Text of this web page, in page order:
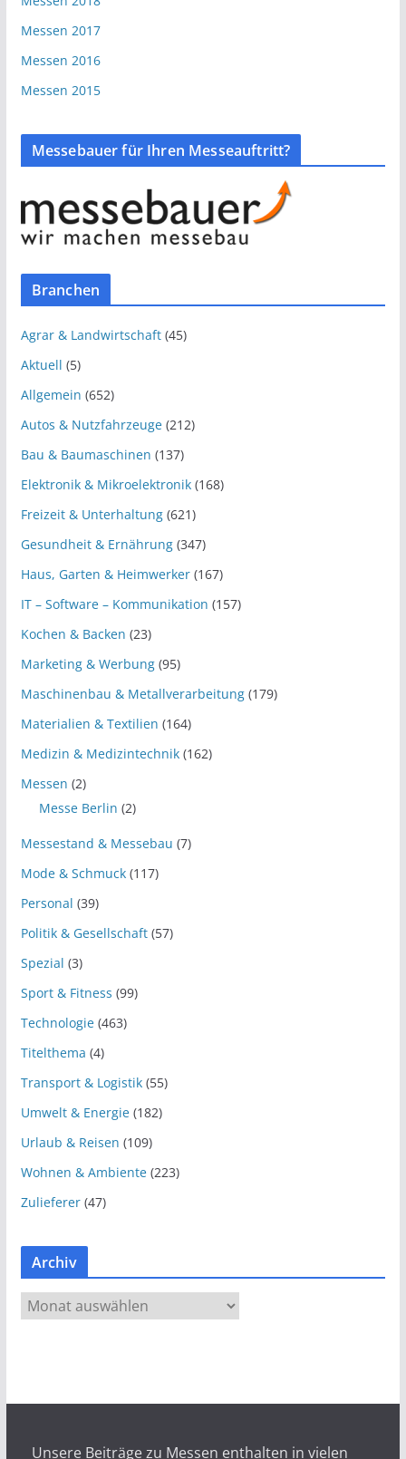
Messen 2017
Messen 2016
Messen 2015
Messebauer für Ihren Messeauftritt?
Branchen
Agrar & Landwirtschaft(45)
Aktuell (5)
Allgemein (652)
Autos & Nutzfahrzeuge(212)
Bau & Baumaschinen (137)
Elektronik & Mikroelektronik(168)
Freizeit & Unterhaltung(621)
Gesundheit & Ernährung(347)
Haus, Garten & Heimwerker(167)
IT – Software – Kommunikation (157)
Kochen & Backen (23)
Marketing & Werbung(95)
Maschinenbau & Metallverarbeitung(179)
Materialien & Textilien (164)
Medizin & Medizintechnik(162)
Messen (2)
Messe Berlin (2)
Messestand & Messebau (7)
Mode & Schmuck(117)
Personal (39)
Politik & Gesellschaft(57)
Spezial (3)
Sport & Fitness (99)
Technologie(463)
Titelthema (4)
Transport & Logistik(55)
Umwelt & Energie(182)
Urlaub & Reisen (109)
Wohnen & Ambiente(223)
Zulieferer(47)
Archiv
Unsere Beiträge zu Messen enthalten in vielen